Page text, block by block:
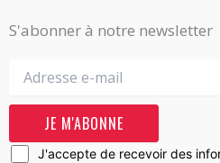
S'abonner à notre newsletter
J'accepte de recevoir des